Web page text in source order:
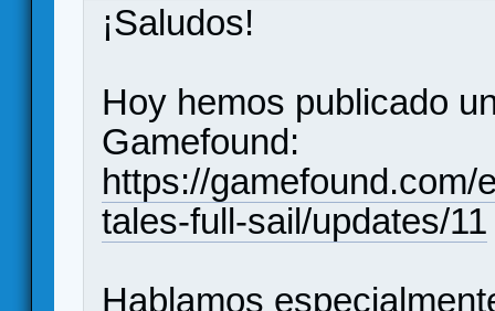
¡Saludos!
Hoy hemos publicado
Gamefound:
https://
tales-full-sail/updates/11
Hablamos